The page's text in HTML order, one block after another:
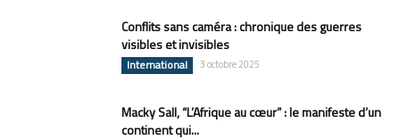
Conflits sans caméra : chronique des guerres
visibles et invisibles
International 3 octobre 2025
Macky Sall, “L’Afrique au cœur” : le manifeste d’un
continent qui...